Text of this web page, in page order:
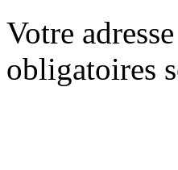
Votre
obligatoires